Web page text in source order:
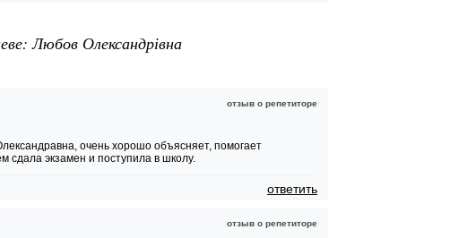
Любов Олександрівна
отзыв о репетиторе
очень хорошо объясняет, помогает
сдала экзамен и поступила в школу.
ответить
отзыв о репетиторе